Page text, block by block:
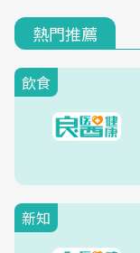
熱門推薦
飲食
新知